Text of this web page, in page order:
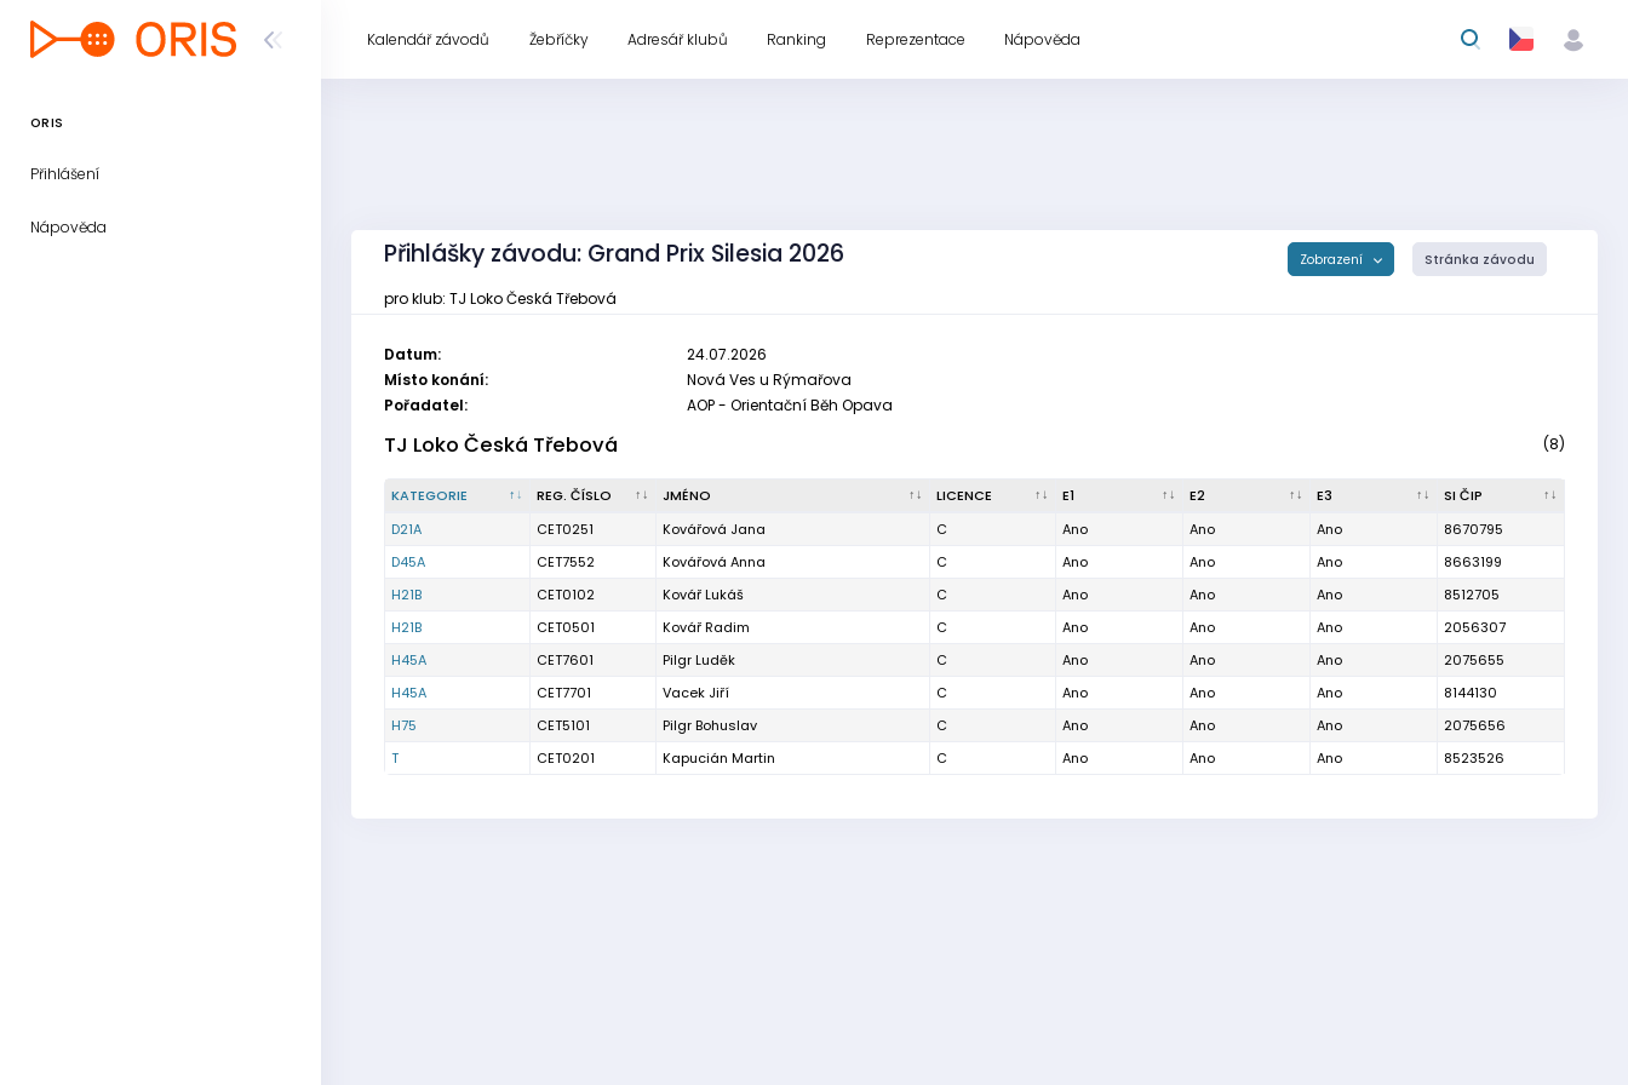
ORIS
Přihlášení
Nápověda
Kalendář závodů Žebříčky Adresář klubů Ranking Reprezentace Nápověda
Přihlášky závodu: Grand Prix Silesia 2026 Zobrazení Stránka závodu
pro klub: TJ Loko Česká Třebová
Datum:
24.07.2026
Místo konání:
Nová Ves u Rýmařova
Pořadatel:
AOP - Orientační Běh Opava
TJ Loko Česká Třebová (8)
KATEGORIE REG. ČÍSLO JMÉNO LICENCE E1 E2 E3
SI ČIP
D21A
CET0251 Kovářová Jana C Ano Ano Ano
8670795
D45A
CET7552 Kovářová Anna C Ano Ano Ano
8663199
H21B
CET0102 Kovář Lukáš C Ano Ano Ano
8512705
H21B
CET0501 Kovář Radim C Ano Ano Ano
2056307
H45A
CET7601 Pilgr Luděk C Ano Ano Ano
2075655
H45A
CET7701 Vacek Jiří C Ano Ano Ano
8144130
H75
CET5101 Pilgr Bohuslav C Ano Ano Ano
2075656
T
CET0201 Kapucián Martin C Ano Ano Ano 8523526